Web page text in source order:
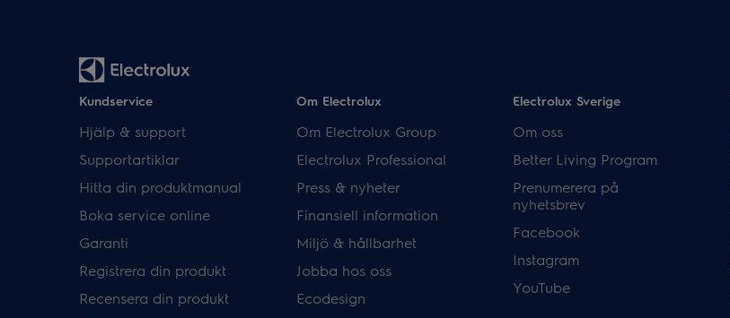
Kundservice
Hjälp & support
Supportartiklar
Hitta din produktmanual
Boka service online
Garanti
Registrera din produkt
Recensera din produkt
Om Electrolux
Om Electrolux Group
Electrolux Professional
Press & nyheter
Finansiell information
Miljö & hållbarhet
Jobba hos oss
Ecodesign
Electrolux Sverige
Om oss
Better Living Program
Prenumerera på
nyhetsbrev
Facebook
Instagram
YouTube